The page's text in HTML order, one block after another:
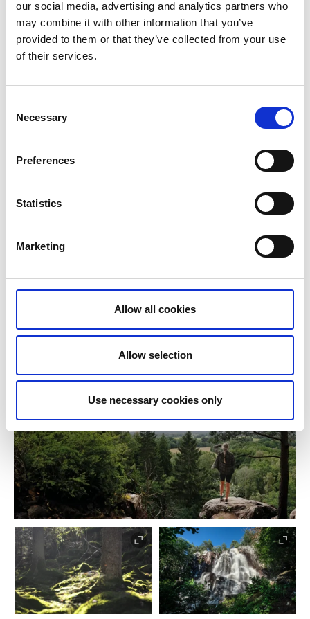
our social media, advertising and analytics partners who
may combine it with other information that you’ve
provided to them or that they’ve collected from your use
of their services.
Selection
Necessary
Preferences
Statistics
Marketing
Allow all cookies
Allow selection
Use necessary cookies only
Der Halleberg ist der Zwillingsberg mit Blick auf den
Vänernsee. Manche sagen, dass Halle einst der Ort
von Walhall gewesen sei, und hier befindet sich auch
Skandinaviens größte vorgeschichtliche
Hier wurde außerdem der Film „Halvdan Viking“
für seine ruhige Atmosphäre bekannt – ein Besuch
lohnt sich für einen entspannten Spaziergang.